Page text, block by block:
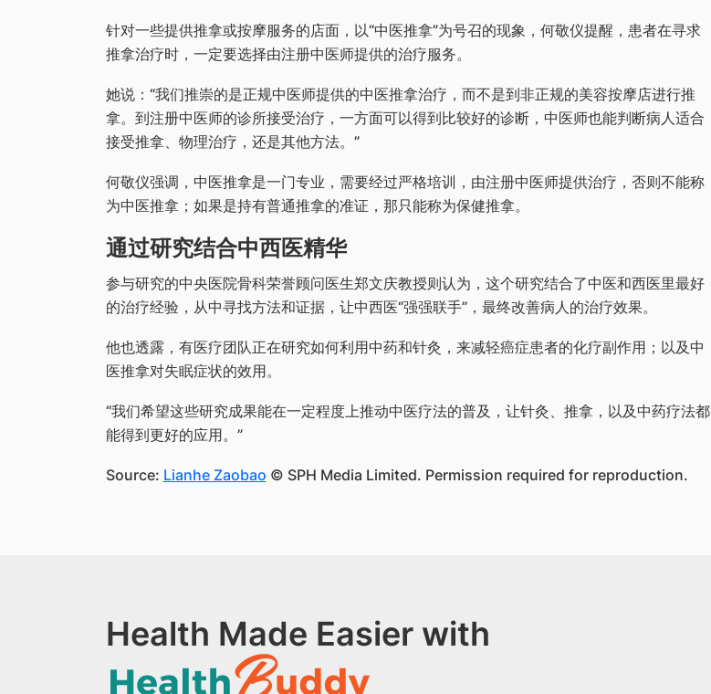
针对一些提供推拿或按摩服务的店面，以“中医推拿”为号召的现象，何敬仪提醒，患者在寻求
推拿治疗时，一定要选择由注册中医师提供的治疗服务。
她说：“我们推崇的是正规中医师提供的中医推拿治疗，而不是到非正规的美容按摩店进行推
拿。到注册中医师的诊所接受治疗，一方面可以得到比较好的诊断，中医师也能判断病人适合
接受推拿、物理治疗，还是其他方法。”
何敬仪强调，中医推拿是一门专业，需要经过严格培训，由注册中医师提供治疗，否则不能称
为中医推拿；如果是持有普通推拿的准证，那只能称为保健推拿。
通过研究结合中西医精华
参与研究的中央医院骨科荣誉顾问医生郑文庆教授则认为，这个研究结合了中医和西医里最好
的治疗经验，从中寻找方法和证据，让中西医“强强联手”，最终改善病人的治疗效果。
他也透露，有医疗团队正在研究如何利用中药和针灸，来减轻癌症患者的化疗副作用；以及中
医推拿对失眠症状的效用。
“我们希望这些研究成果能在一定程度上推动中医疗法的普及，让针灸、推拿，以及中药疗法都
能得到更好的应用。”
Source: Lianhe Zaobao © SPH Media Limited. Permission required for reproduction.
Health Made Easier with